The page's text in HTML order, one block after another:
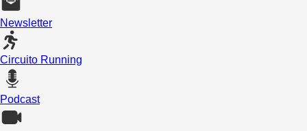
Newsletter
Circuito Running
Podcast